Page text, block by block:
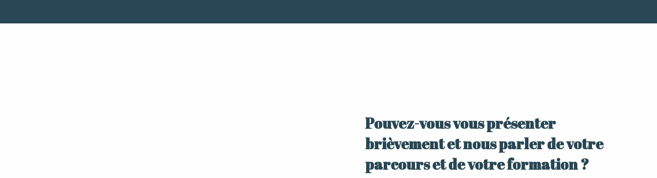
Pouvez-vous vous présenter
brièvement et nous parler de votre
parcours et de votre formation ?